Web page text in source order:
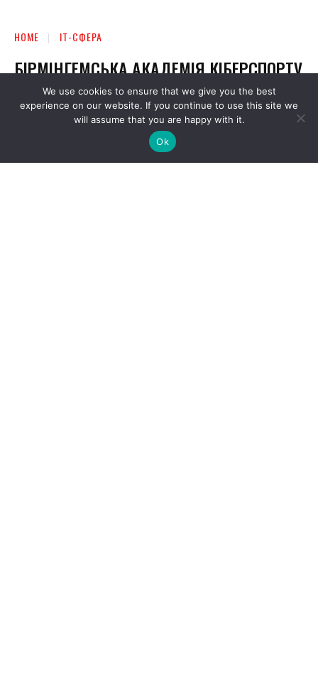
We use cookies to ensure that we give you the best
experience on our website. If you continue to use this site we
will assume that you are happy with it.
Ok